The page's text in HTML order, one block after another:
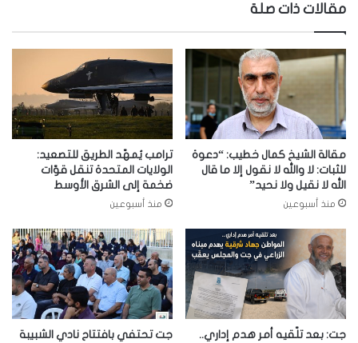
مقالات ذات صلة
مقالة الشيخ كمال خطيب: “دعوة
للثبات: لا والله لا نقول إلا ما قال
الله لا نقيل ولا نحيد”
منذ أسبوعين
ترامب يُمهّد الطريق للتصعيد:
الولايات المتحدة تنقل قوّات
ضخمة إلى الشرق الأوسط
منذ أسبوعين
جت: بعد تلّقيه أمر هدم إداري..
جت تحتفي بافتتاح نادي الشبيبة